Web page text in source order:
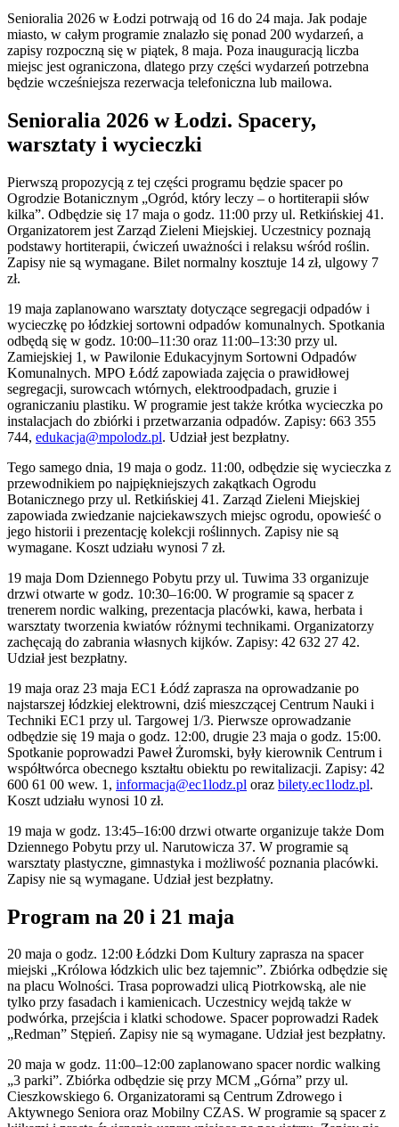
Senioralia 2026 w Łodzi potrwają od 16 do 24 maja. Jak podaje
miasto, w całym programie znalazło się ponad 200 wydarzeń, a
zapisy rozpoczną się w piątek, 8 maja. Poza inauguracją liczba
miejsc jest ograniczona, dlatego przy części wydarzeń potrzebna
będzie wcześniejsza rezerwacja telefoniczna lub mailowa.
Senioralia 2026 w Łodzi. Spacery,
warsztaty i wycieczki
Pierwszą propozycją z tej części programu będzie spacer po
Ogrodzie Botanicznym „Ogród, który leczy – o hortiterapii słów
kilka”. Odbędzie się 17 maja o godz. 11:00 przy ul. Retkińskiej 41.
Organizatorem jest Zarząd Zieleni Miejskiej. Uczestnicy poznają
podstawy hortiterapii, ćwiczeń uważności i relaksu wśród roślin.
Zapisy nie są wymagane. Bilet normalny kosztuje 14 zł, ulgowy 7
zł.
19 maja zaplanowano warsztaty dotyczące segregacji odpadów i
wycieczkę po łódzkiej sortowni odpadów komunalnych. Spotkania
odbędą się w godz. 10:00–11:30 oraz 11:00–13:30 przy ul.
Zamiejskiej 1, w Pawilonie Edukacyjnym Sortowni Odpadów
Komunalnych. MPO Łódź zapowiada zajęcia o prawidłowej
segregacji, surowcach wtórnych, elektroodpadach, gruzie i
ograniczaniu plastiku. W programie jest także krótka wycieczka po
instalacjach do zbiórki i przetwarzania odpadów. Zapisy: 663 355
744, edukacja@mpolodz.pl. Udział jest bezpłatny.
Tego samego dnia, 19 maja o godz. 11:00, odbędzie się wycieczka z
przewodnikiem po najpiękniejszych zakątkach Ogrodu
Botanicznego przy ul. Retkińskiej 41. Zarząd Zieleni Miejskiej
zapowiada zwiedzanie najciekawszych miejsc ogrodu, opowieść o
jego historii i prezentację kolekcji roślinnych. Zapisy nie są
wymagane. Koszt udziału wynosi 7 zł.
19 maja Dom Dziennego Pobytu przy ul. Tuwima 33 organizuje
drzwi otwarte w godz. 10:30–16:00. W programie są spacer z
trenerem nordic walking, prezentacja placówki, kawa, herbata i
warsztaty tworzenia kwiatów różnymi technikami. Organizatorzy
zachęcają do zabrania własnych kijków. Zapisy: 42 632 27 42.
Udział jest bezpłatny.
19 maja oraz 23 maja EC1 Łódź zaprasza na oprowadzanie po
najstarszej łódzkiej elektrowni, dziś mieszczącej Centrum Nauki i
Techniki EC1 przy ul. Targowej 1/3. Pierwsze oprowadzanie
odbędzie się 19 maja o godz. 12:00, drugie 23 maja o godz. 15:00.
Spotkanie poprowadzi Paweł Żuromski, były kierownik Centrum i
współtwórca obecnego kształtu obiektu po rewitalizacji. Zapisy: 42
600 61 00 wew. 1, informacja@ec1lodz.pl oraz bilety.ec1lodz.pl.
Koszt udziału wynosi 10 zł.
19 maja w godz. 13:45–16:00 drzwi otwarte organizuje także Dom
Dziennego Pobytu przy ul. Narutowicza 37. W programie są
warsztaty plastyczne, gimnastyka i możliwość poznania placówki.
Zapisy nie są wymagane. Udział jest bezpłatny.
Program na 20 i 21 maja
20 maja o godz. 12:00 Łódzki Dom Kultury zaprasza na spacer
miejski „Królowa łódzkich ulic bez tajemnic”. Zbiórka odbędzie się
na placu Wolności. Trasa poprowadzi ulicą Piotrkowską, ale nie
tylko przy fasadach i kamienicach. Uczestnicy wejdą także w
podwórka, przejścia i klatki schodowe. Spacer poprowadzi Radek
„Redman” Stępień. Zapisy nie są wymagane. Udział jest bezpłatny.
20 maja w godz. 11:00–12:00 zaplanowano spacer nordic walking
„3 parki”. Zbiórka odbędzie się przy MCM „Górna” przy ul.
Cieszkowskiego 6. Organizatorami są Centrum Zdrowego i
Aktywnego Seniora oraz Mobilny CZAS. W programie są spacer z